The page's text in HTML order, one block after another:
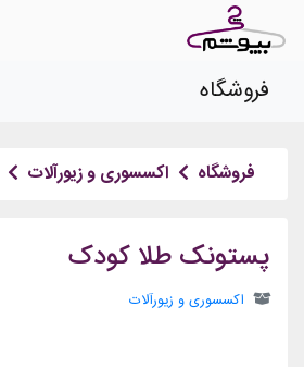
فروشگاه
فروشگاه اکسسوری و زیورآلات
پستونک طلا کودک
اکسسوری و زیورآلات